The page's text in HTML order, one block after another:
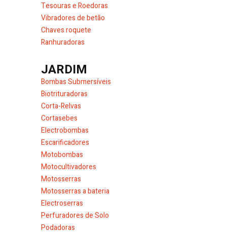
Tesouras e Roedoras
Vibradores de betão
Chaves roquete
Ranhuradoras
JARDIM
Bombas Submersíveis
Biotrituradoras
Corta-Relvas
Cortasebes
Electrobombas
Escarificadores
Motobombas
Motocultivadores
Motosserras
Motosserras a bateria
Electroserras
Perfuradores de Solo
Podadoras